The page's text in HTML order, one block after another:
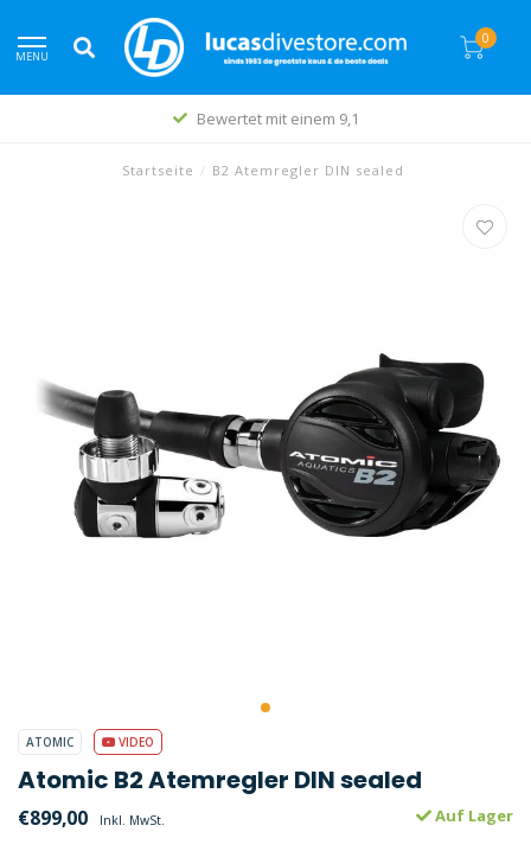
MENU
0
Bewertet mit einem 9,1
Startseite / B2 Atemregler DIN sealed
ATOMIC VIDEO
Atomic B2 Atemregler DIN sealed
€899,00 Inkl. MwSt. Auf Lager